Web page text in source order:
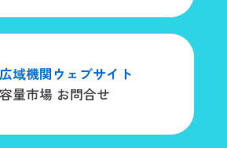
広域機関ウェブサイト
容量市場 お問合せ